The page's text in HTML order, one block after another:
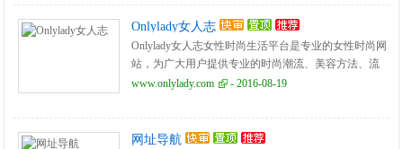
Onlylady女人志
Onlylady女人志女性时尚生活平台是专业的女性时尚网
站，为广大用户提供专业的时尚潮流、美容方法、流
行趋势、服饰时装资讯，打造专业时尚、美容、生
www.onlylady.com - 2016-08-19
网址导航